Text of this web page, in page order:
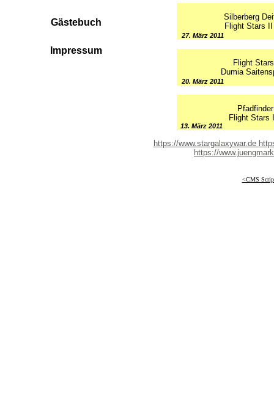
Gästebuch
Impressum
Silberberg
Flight Stars
27. März 2011
Flight
Dumia
20. März 2011
Flight
13. März 2011
https://www.stargalaxywar.de
https://
<CMS